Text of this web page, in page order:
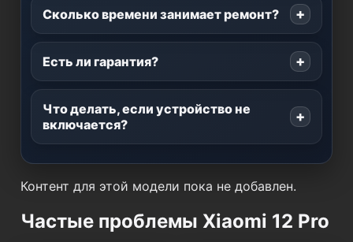
Сколько времени занимает ремонт?
Есть ли гарантия?
Что делать, если устройство не
включается?
Контент для этой модели пока не добавлен.
Частые проблемы Xiaomi 12 Pro